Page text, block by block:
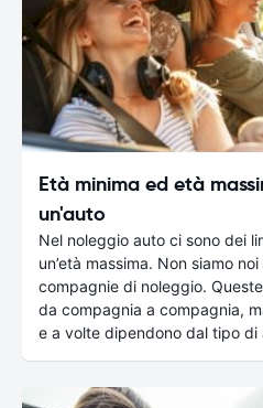
Età minima ed età
un'auto
Nel noleggio auto ci sono dei
un’età massima. Non siamo
compagnie di noleggio.
da compagnia a compagnia,
e a volte dipendono dal tipo di